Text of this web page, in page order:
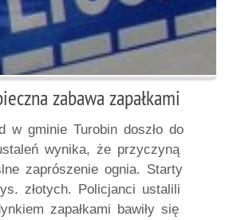
zabawa zapałkami
w gminie Turobin doszło do
wynika, że przyczyną
zaprószenie ognia. Starty
złotych. Policjanci ustalili
zapałkami bawiły się